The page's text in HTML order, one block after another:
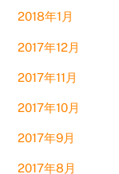
2018年1月
2017年12月
2017年11月
2017年10月
2017年9月
2017年8月